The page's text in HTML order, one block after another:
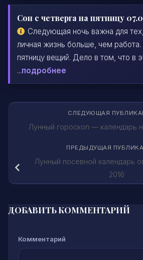
Сон с четверга на пятницу
Следующая ночь важна для
личная жизнь больше, чем работа.
пятницу вещий. Дело в том, что в
...подробнее
СЛЕДУЮЩАЯ
Лунный гороскоп — календарь
ПРЕДЫДУЩАЯ
Лунный посевной календарь
2016
ДОБАВИТЬ КОММЕНТАРИЙ
Комментарий